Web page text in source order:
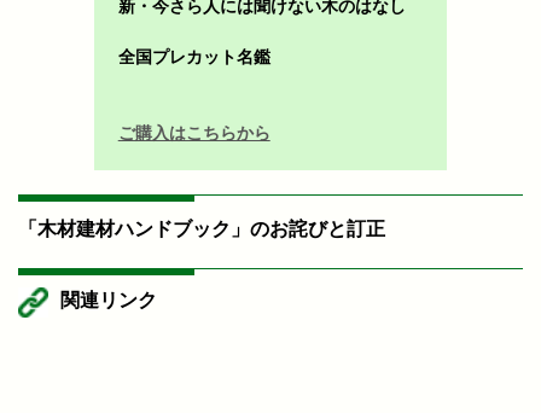
新・今さら人には聞けない木のはなし
全国プレカット名鑑
ご購入はこちらから
「木材建材ハンドブック」のお詫びと訂正
関連リンク